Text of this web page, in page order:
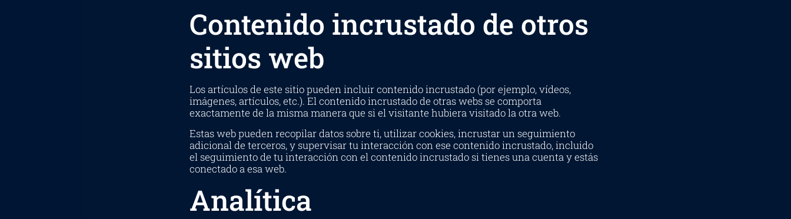
Contenido incrustado de otros
sitios web
Los artículos de este sitio pueden incluir contenido incrustado (por ejemplo, vídeos,
imágenes, artículos, etc.). El contenido incrustado de otras webs se comporta
exactamente de la misma manera que si el visitante hubiera visitado la otra web.
Estas web pueden recopilar datos sobre ti, utilizar cookies, incrustar un seguimiento
adicional de terceros, y supervisar tu interacción con ese contenido incrustado, incluido
el seguimiento de tu interacción con el contenido incrustado si tienes una cuenta y estás
conectado a esa web.
Analítica